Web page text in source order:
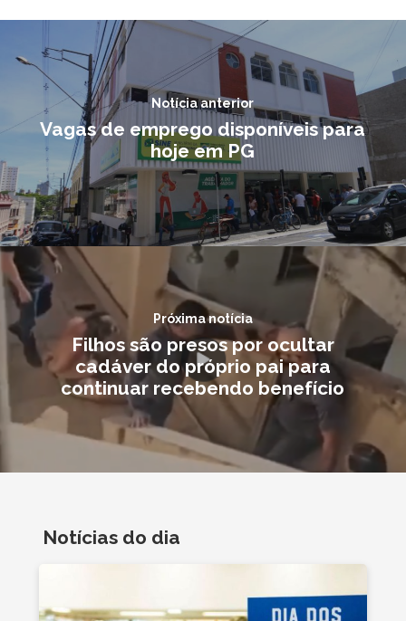
Notícia anterior
Vagas de emprego disponíveis para
hoje em PG
Próxima notícia
Filhos são presos por ocultar
cadáver do próprio pai para
continuar recebendo benefício
Notícias do dia